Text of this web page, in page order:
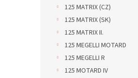
125 MATRIX (CZ)
125 MATRIX (SK)
125 MATRIX II.
125 MEGELLI MOTARD
125 MEGELLI R
125 MOTARD IV